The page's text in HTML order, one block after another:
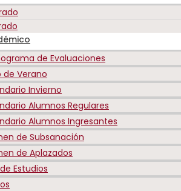
de Evaluaciones
de Verano
Invierno
Alumnos Regulares
Alumnos Ingresantes
de Subsanación
de Aplazados
Estudios